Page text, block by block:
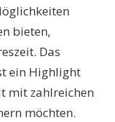
bieten,
Das
ein Highlight
mit zahlreichen
möchten.